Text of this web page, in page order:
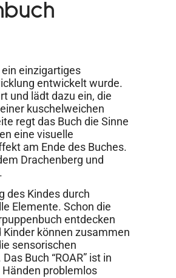
einzigartiges
entwickelt wurde.
und lädt dazu ein, die
kuschelweichen
regt das Buch die Sinne
eine visuelle
am Ende des Buches.
Drachenberg und
des Kindes durch
Elemente. Schon die
entdecken
können zusammen
sensorischen
Buch “ROAR” ist in
problemlos